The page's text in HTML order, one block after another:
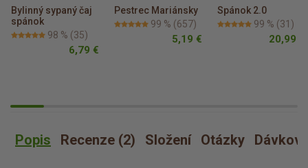
Bylinný sypaný čaj
spánok
98 % (35)
6,79 €
Pestrec Mariánsky
99 % (657)
5,19 €
Spánok 2.0
99 % (31)
20,99 €
Popis Recenze (2) Složení Otázky